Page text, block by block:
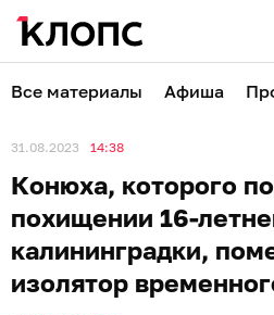
Все материалы Афиша
31.08.2023 14:38
Конюха, которого
похищении 16-
калининградки,
изолятор